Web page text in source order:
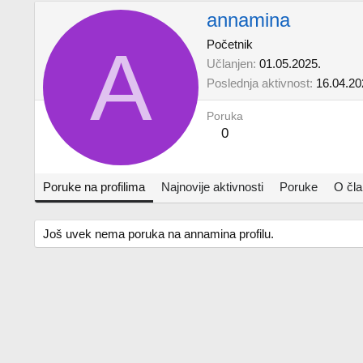
A
annamina
Početnik
Učlanjen 01.05.2025.
Poslednja aktivnost
Poruka
0
Poruke na profilima Najnovije aktivnosti Poruke O
Još uvek nema poruka na annamina profilu.